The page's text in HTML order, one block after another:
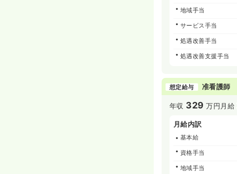
地域手当
サービス手当
処遇改善手当
処遇改善支援手当
想定給与 准看護師
年収 329 万円 月給
月給内訳
基本給
資格手当
地域手当